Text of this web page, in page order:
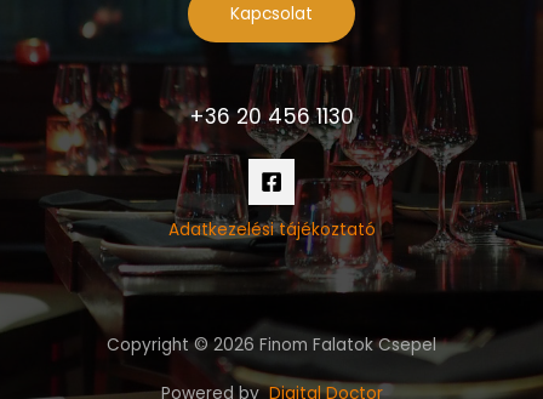
Kapcsolat
+36 20 456 1130
Adatkezelési tájékoztató
Copyright © 2026 Finom Falatok Csepel
Powered byDigital Doctor